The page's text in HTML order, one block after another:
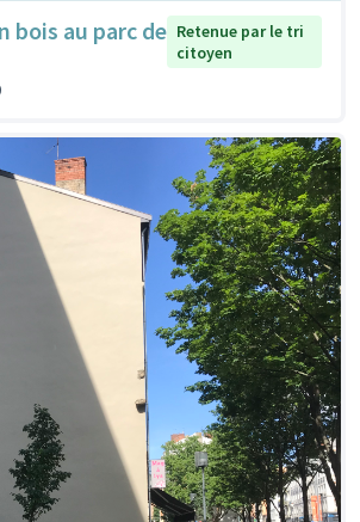
bois au parc de Retenue par le tri
citoyen